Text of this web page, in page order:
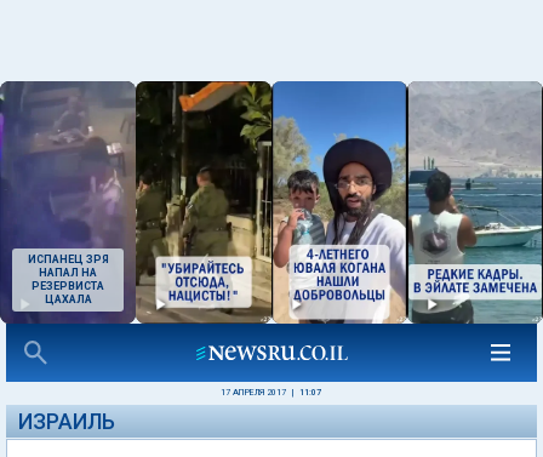
ИСПАНЕЦ ЗРЯ
НАПАЛ НА
РЕЗЕРВИСТА
ЦАХАЛА
17 АПРЕЛЯ 2017 11:07
ИЗРАИЛЬ